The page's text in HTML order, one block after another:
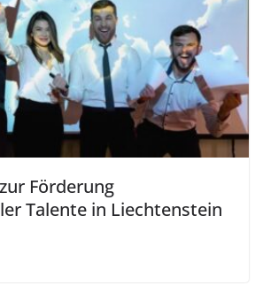
Förderung
Talente in Liechtenstein